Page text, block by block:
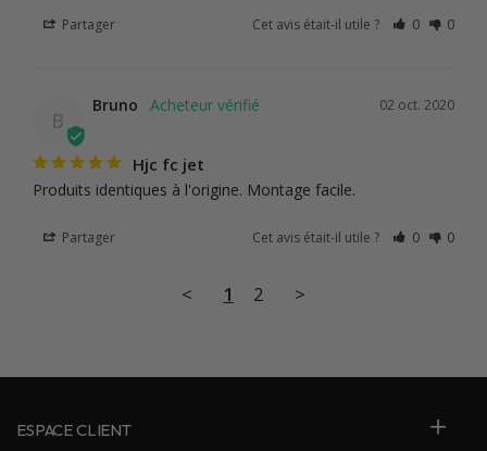
Partager Cet avis était-il utile ? 0 0
B
02 oct. 2020
Bruno
Hjc fc jet
Produits identiques à l'origine. Montage facile.
Partager Cet avis était-il utile ? 0 0
< 1 2 >
ESPACE CLIENT